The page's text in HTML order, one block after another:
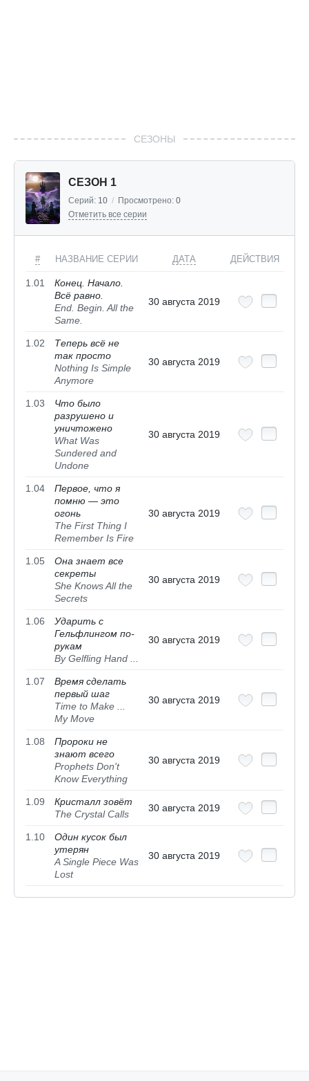
СЕЗОНЫ
СЕЗОН 1
Серий: 10 / Просмотрено: 0
Отметить все серии
# НАЗВАНИЕ СЕРИИ ДАТА ДЕЙСТВИЯ
1.01
Конец. Начало.
Всё равно.
End. Begin. All the
Same.
30 августа 2019
1.02
Теперь всё не
так просто
Nothing Is Simple
Anymore
30 августа 2019
1.03
Что было
разрушено и
уничтожено
What Was
Sundered and
Undone
30 августа 2019
1.04
Первое, что я
помню — это
огонь
The First Thing I
Remember Is Fire
30 августа 2019
1.05
Она знает все
секреты
She Knows All the
Secrets
30 августа 2019
1.06
Ударить с
Гельфлингом по-
рукам
By Gelfling Hand ...
30 августа 2019
1.07
Время сделать
первый шаг
Time to Make ...
My Move
30 августа 2019
1.08
Пророки не
знают всего
Prophets Don't
Know Everything
30 августа 2019
1.09
Кристалл зовёт
The Crystal Calls
30 августа 2019
1.10
Один кусок был
утерян
A Single Piece Was
Lost
30 августа 2019